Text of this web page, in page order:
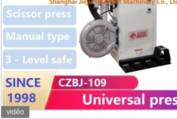
vidéo